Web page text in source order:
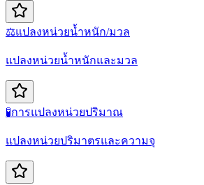
⚖️แปลงหน่วยน้ำหนัก/มวล
แปลงหน่วยน้ำหนักและมวล
🧪การแปลงหน่วยปริมาณ
แปลงหน่วยปริมาตรและความจุ